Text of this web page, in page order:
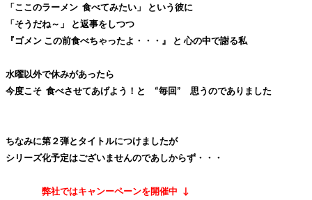
「ここのラーメン 食べてみたい」 という彼に
「そうだね～」 と返事をしつつ
『ゴメン この前食べちゃったよ・・・』 と 心の中で謝る私
水曜以外で休みがあったら
今度こそ 食べさせてあげよう！と “毎回” 思うのでありました
ちなみに第２弾とタイトルにつけましたが
シリーズ化予定はございませんのであしからず・・・
弊社ではキャンーペーンを開催中 ↓